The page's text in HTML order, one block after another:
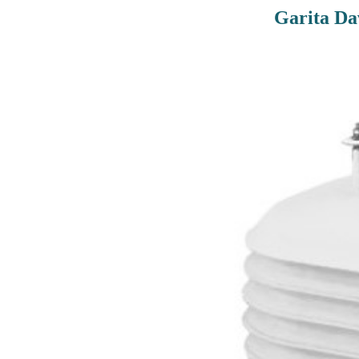
Garita